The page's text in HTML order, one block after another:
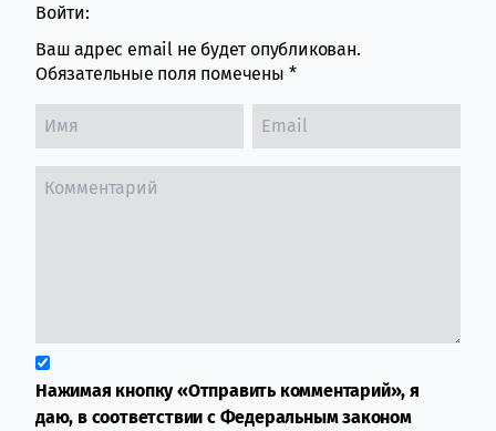
Войти:
Ваш адрес email не будет опубликован.
Обязательные поля помечены *
Нажимая кнопку «Отправить комментарий», я
даю, в соответствии с Федеральным законом